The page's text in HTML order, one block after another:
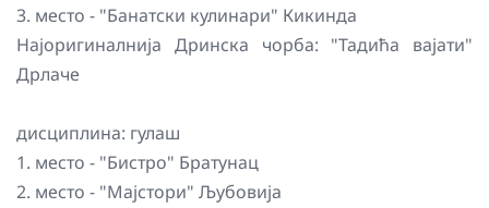
3. место - "Банатски кулинари" Кикинда
Најоригиналнија Дринска чорба: "Тадића вајати"
Дрлаче
дисциплина: гулаш
1. место - "Бистро" Братунац
2. место - "Мајстори" Љубовија